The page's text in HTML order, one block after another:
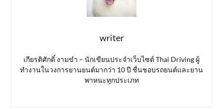
writer
เกียรติศักดิ์ งามขำ – นักเขียนประจำเว็บไซต์ Thai Driving ผู้
ทำงานในวงการยานยนต์มากว่า 10 ปี ชื่นชอบรถยนต์และยาน
พาหนะทุกประเภท